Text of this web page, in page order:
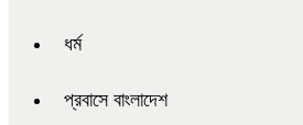
ধর্ম
প্রবাসে বাংলাদেশ